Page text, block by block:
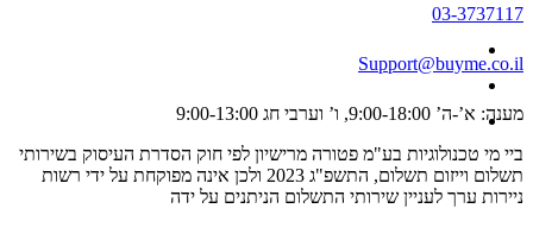
03-3737117
Support@buyme.co.il
מענה: א’-ה’ 9:00-18:00, ו’ וערבי חג 9:00-13:00
ביי מי טכנולוגיות בע"מ פטורה מרישיון לפי חוק הסדרת העיסוק בשירותי
תשלום וייזום תשלום, התשפ"ג 2023 ולכן אינה מפוקחת על ידי רשות
ניירות ערך לעניין שירותי התשלום הניתנים על ידה